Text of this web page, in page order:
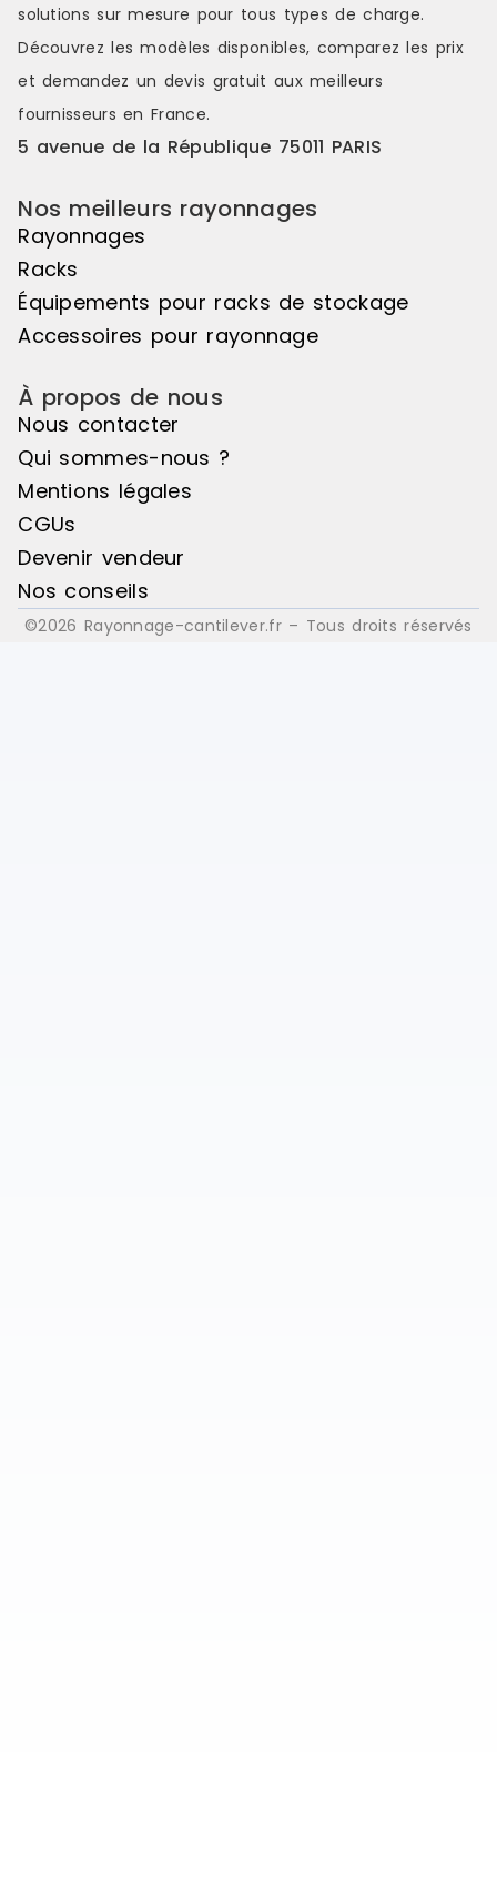
fiable et sécurisé.Prêt à
l'emploiLivré entièrement
assemblé, le Cantilever 3 niveaux
est immédiatement opérationnel
et constitue une solution simple et
stockage de charges longues.
Disponible Marque : Trilogiq
constitue
allier
solutions sur mesure pour tous types de charge.
Découvrez les modèles disponibles, comparez les prix
et demandez un devis gratuit aux meilleurs
fournisseurs en France.
5 avenue de la République 75011 PARIS
Nos meilleurs rayonnages
Rayonnages
Racks
Équipements pour racks de stockage
Accessoires pour rayonnage
À propos de nous
Nous contacter
Qui sommes-nous ?
Mentions légales
CGUs
Devenir vendeur
Nos conseils
©2026 Rayonnage-cantilever.fr – Tous droits réservés